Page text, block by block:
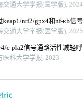
交通大学学报(医学版), 2024
keap1/nrf2/gpx4和nf-κb信
交通大学学报(医学版), 2025
c-pla2信号通路活性减轻
医科大学学报, 2023